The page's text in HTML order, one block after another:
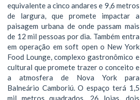
equivalente a cinco andares e 9,6 metros
de largura, que promete impactar a
paisagem urbana de onde passam mais
de 12 mil pessoas por dia. Também entra
em operação em soft open o New York
Food Lounge, complexo gastronômico e
cultural que promete trazer o conceito e
a atmosfera de Nova York para
Balneário Camboriú. O espaço terá 1,5
mil metros quadrados, 26 lojas, dois